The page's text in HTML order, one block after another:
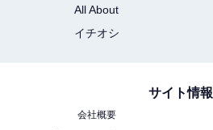
All About
イチオシ
サイト情報
会社概要